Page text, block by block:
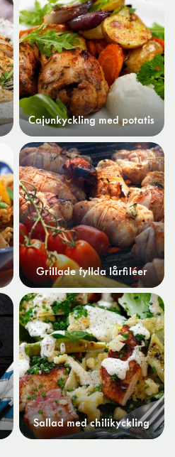
Cajunkyckling med potatis
Grillade fyllda lårfiléer
Sallad med chilikyckling